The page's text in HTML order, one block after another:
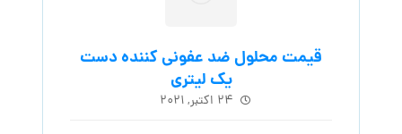
قیمت محلول ضد عفونی کننده دست
یک لیتری
۲۴ اکتبر, ۲۰۲۱